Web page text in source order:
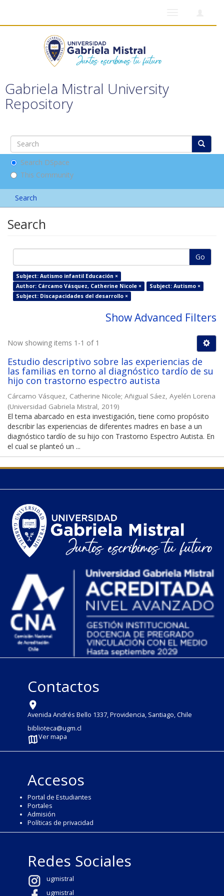
Gabriela Mistral University
Repository
Search DSpace
This Community
Search
Search
Go
Subject: Autismo infantil Educación ×
Author: Cárcamo Vásquez, Catherine Nicole ×
Subject: Autismo ×
Subject: Discapacidades del desarrollo ×
Show Advanced Filters
Now showing items 1-1 of 1
Estudio descriptivo sobre las experiencias de
las familias en torno al diagnóstico tardío de su
hijo con trastorno espectro autista
Cárcamo Vásquez, Catherine Nicole; Añigual Sáez, Ayelén Lorena
(Universidad Gabriela Mistral, 2019)
El tema abarcado en esta investigación, tiene como propósito
describir las experiencias de diferentes madres en base a un
diagnóstico tardío de su hijo con Trastorno Espectro Autista. En
el cual se planteó un ...
Contactos
Avenida Andrés Bello 1337, Providencia, Santiago, Chile
biblioteca@ugm.cl
Ver mapa
Accesos
Portal de Estudiantes
Portales
Admisión
Políticas de privacidad
Redes Sociales
ugmistral
ugmistral